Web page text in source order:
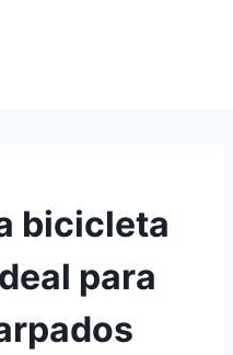
bicicleta
para